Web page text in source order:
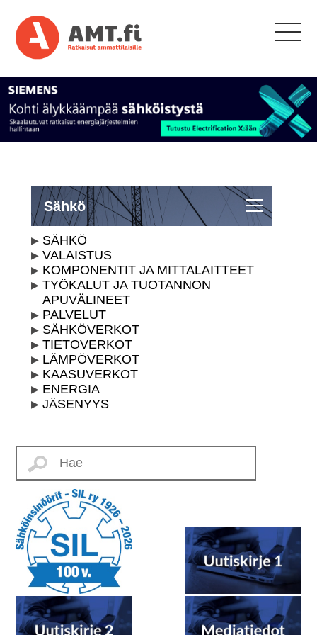
Sähkö
SÄHKÖ
VALAISTUS
KOMPONENTIT JA MITTALAITTEET
TYÖKALUT JA TUOTANNON
APUVÄLINEET
PALVELUT
SÄHKÖVERKOT
TIETOVERKOT
LÄMPÖVERKOT
KAASUVERKOT
ENERGIA
JÄSENYYS